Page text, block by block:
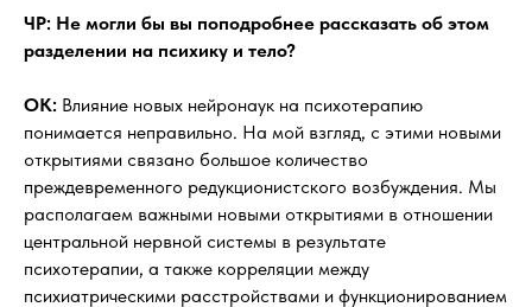
ЧР: Не могли бы вы поподробнее рассказать об этом
разделении на психику и тело?
OK: Влияние новых нейронаук на психотерапию
понимается неправильно. На мой взгляд, с этими новыми
открытиями связано большое количество
преждевременного редукционистского возбуждения. Мы
располагаем важными новыми открытиями в отношении
центральной нервной системы в результате
психотерапии, а также корреляции между
психиатрическими расстройствами и функционированием